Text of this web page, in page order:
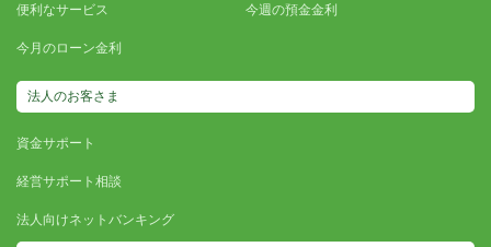
便利なサービス
今月のローン金利
今週の預金金利
法人のお客さま
資金サポート
経営サポート相談
法人向けネットバンキング